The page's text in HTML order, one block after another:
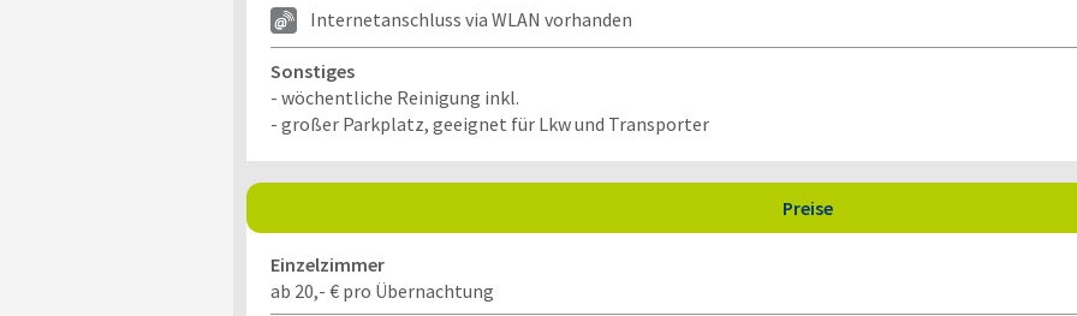
Internetanschluss via WLAN vorhanden
Sonstiges
- wöchentliche Reinigung inkl.
- großer Parkplatz, geeignet für Lkw und Transporter
Preise
Einzelzimmer
ab 20,- € pro Übernachtung